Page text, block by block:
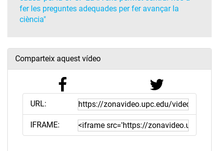
fer les preguntes adequades per fer avançar la
ciència"
Comparteix aquest vídeo
URL:
IFRAME: